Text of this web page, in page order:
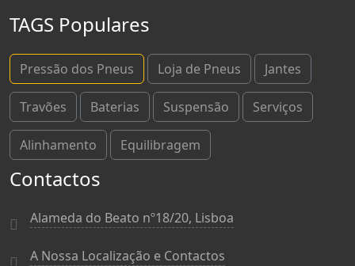
TAGS Populares
Pressão dos Pneus Loja de Pneus Jantes
Travões Baterias Suspensão Serviços
Alinhamento Equilibragem
Contactos
Alameda do Beato nº18/20, Lisboa
A Nossa Localização e Contactos